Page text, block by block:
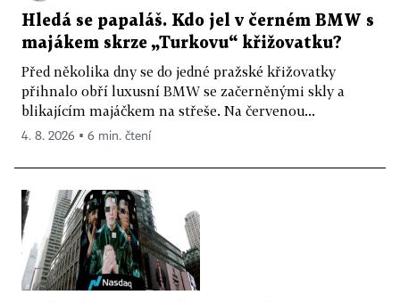
Hledá se papaláš. Kdo jel v černém BMW s
majákem skrze „Turkovu“ křižovatku?
Před několika dny se do jedné pražské křižovatky
přihnalo obří luxusní BMW se začerněnými skly a
blikajícím majáčkem na střeše. Na červenou...
4. 8. 2026 ▪ 6 min. čtení